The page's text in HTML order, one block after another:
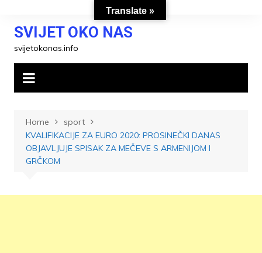
contentSVIJET OKO NAS
svijetokonas.info
Home
sport
KVALIFIKACIJE ZA EURO 2020: PROSINEČKI DANAS
OBJAVLJUJE SPISAK ZA MEČEVE S ARMENIJOM I
GRČKOM
Translate »